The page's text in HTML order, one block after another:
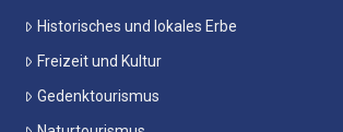
Historisches und lokales Erbe
Freizeit und Kultur
Gedenktourismus